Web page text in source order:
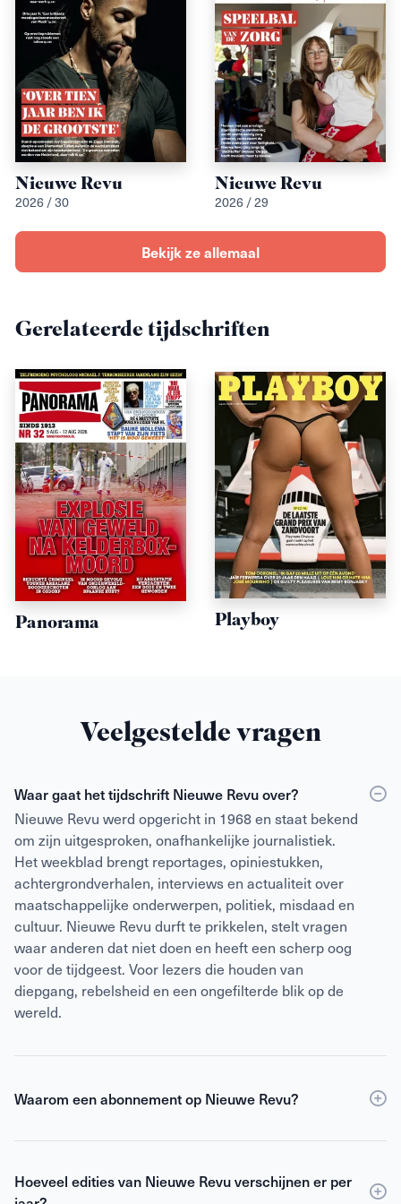
Nieuwe Revu
2026 / 30
Nieuwe Revu
2026 / 29
Bekijk ze allemaal
Gerelateerde tijdschriften
Panorama Playboy
Veelgestelde vragen
Waar gaat het tijdschrift Nieuwe Revu over?
Nieuwe Revu werd opgericht in 1968 en staat bekend
om zijn uitgesproken, onafhankelijke journalistiek.
Het weekblad brengt reportages, opiniestukken,
achtergrondverhalen, interviews en actualiteit over
maatschappelijke onderwerpen, politiek, misdaad en
cultuur. Nieuwe Revu durft te prikkelen, stelt vragen
waar anderen dat niet doen en heeft een scherp oog
voor de tijdgeest. Voor lezers die houden van
diepgang, rebelsheid en een ongefilterde blik op de
wereld.
Waarom een abonnement op Nieuwe Revu?
Eenabonnementop Nieuwe Revu is voordeliger dan
scherpe journalistiek en digitale edities. Je ontvangt
Hoeveel edities van Nieuwe Revu verschijnen er per